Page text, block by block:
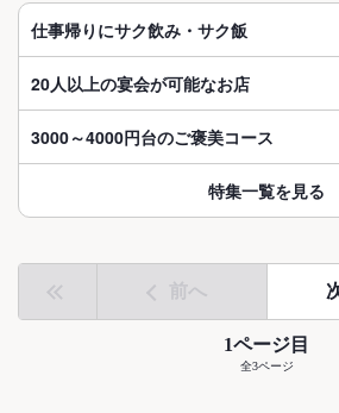
仕事帰りにサク飲み・サク飯
20人以上の宴会が可能なお店
3000～4000円台のご褒美コース
特集一覧を見る
前へ
1ページ目
全3ページ